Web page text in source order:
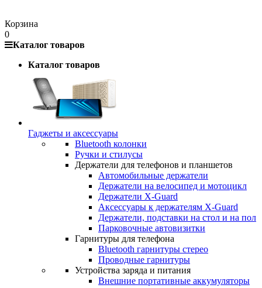
Корзина
0
Каталог товаров
Каталог товаров
Гаджеты и аксессуары
Bluetooth колонки
Ручки и стилусы
Держатели для телефонов и планшетов
Автомобильные держатели
Держатели на велосипед и мотоцикл
Держатели X-Guard
Аксессуары к держателям X-Guard
Держатели, подставки на стол и на пол
Парковочные автовизитки
Гарнитуры для телефона
Bluetooth гарнитуры стерео
Проводные гарнитуры
Устройства заряда и питания
Внешние портативные аккумуляторы